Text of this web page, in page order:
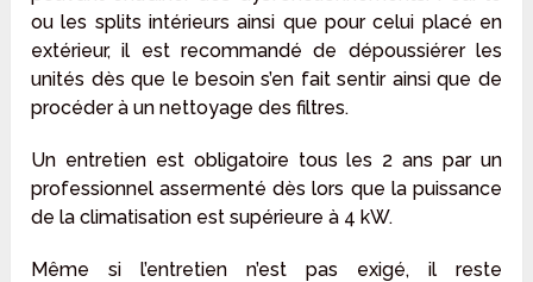
ou les splits intérieurs ainsi que pour celui placé en
extérieur, il est recommandé de dépoussiérer les
unités dès que le besoin s’en fait sentir ainsi que de
procéder à un nettoyage des filtres.
Un entretien est obligatoire tous les 2 ans par un
professionnel assermenté dès lors que la puissance
de la climatisation est supérieure à 4 kW.
Même si l’entretien n’est pas exigé, il reste